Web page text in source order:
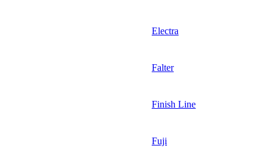
Electra
Falter
Finish Line
Fuji